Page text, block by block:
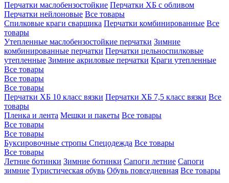
Перчатки маслобензостойкие Перчатки ХБ с обливом
Перчатки нейлоновые Все товары
Спилковые краги сварщика Перчатки комбинированные Все
товары
Утепленные маслобензостойкие перчатки Зимние
комбинированные перчатки Перчатки цельноспилковые
утепленные Зимние акриловые перчатки Краги утепленные
Все товары
Все товары
Все товары
Перчатки ХБ 10 класс вязки Перчатки ХБ 7,5 класс вязки Все
товары
Пленка и лента Мешки и пакеты Все товары
Все товары
Все товары
Буксировочные стропы Спецодежда Все товары
Все товары
Летние ботинки Зимние ботинки Сапоги летние Сапоги
зимние Туристическая обувь Обувь повседневная Все товары